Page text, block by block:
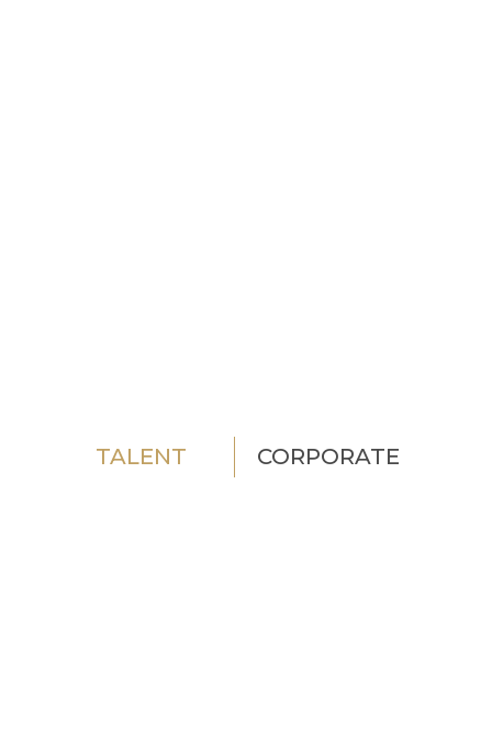
TALENT CORPORATE